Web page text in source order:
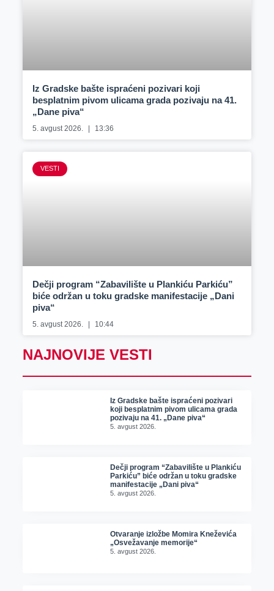
Iz Gradske bašte ispraćeni pozivari koji
besplatnim pivom ulicama grada pozivaju na 41.
„Dane piva“
5. avgust 2026. 13:36
VESTI
Dečji program “Zabavilište u Plankiću Parkiću”
biće održan u toku gradske manifestacije „Dani
piva“
5. avgust 2026. 10:44
NAJNOVIJE VESTI
Iz Gradske bašte ispraćeni pozivari
koji besplatnim pivom ulicama grada
pozivaju na 41. „Dane piva“
5. avgust 2026.
Dečji program “Zabavilište u Plankiću
Parkiću” biće održan u toku gradske
manifestacije „Dani piva“
5. avgust 2026.
Otvaranje izložbe Momira Kneževića
„Osvežavanje memorije“
5. avgust 2026.